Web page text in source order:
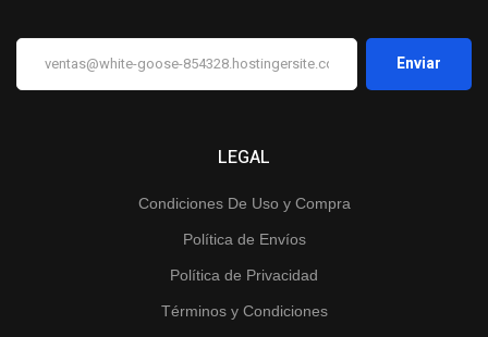
LEGAL
Condiciones De Uso y Compra
Política de Envíos
Política de Privacidad
Términos y Condiciones